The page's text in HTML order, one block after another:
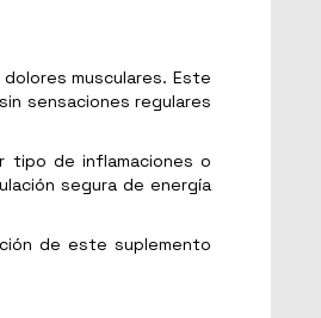
musculares. Este
sensaciones regulares
tipo de inflamaciones o
segura de energía
de este suplemento